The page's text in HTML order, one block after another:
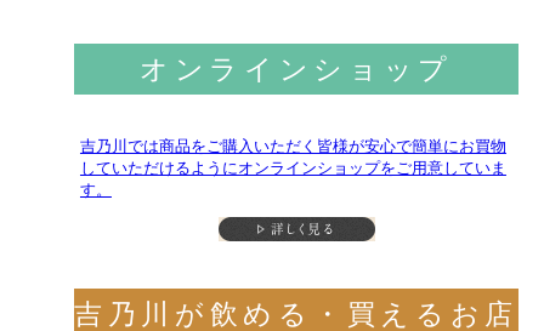
オンラインショップ
吉乃川では商品をご購入いただく皆様が安心で簡単にお買物
していただけるようにオンラインショップをご用意していま
す。
吉乃川が飲める・買えるお店